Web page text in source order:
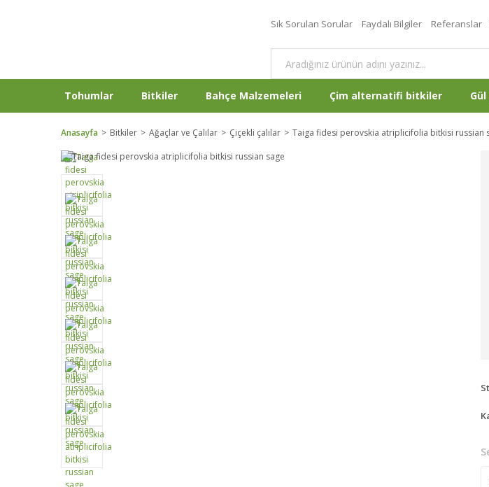
Sık Sorulan Sorular Faydalı Bilgiler Referanslar
Tohumlar Bitkiler Bahçe Malzemeleri Çim alternatifi bitkiler
Anasayfa Bitkiler Ağaçlar ve Çalılar Çiçekli çalılar Taiga fidesi perovskia atriplicifolia bitkisi russian